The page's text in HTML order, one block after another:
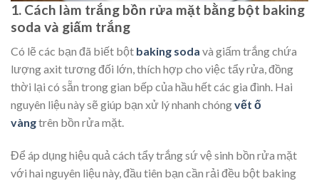
1. Cách làm trắng bồn rửa mặt bằng bột baking
soda và giấm trắng
Có lẽ các bạn đã biết bột baking soda và giấm trắng chứa
lượng axit tương đối lớn, thích hợp cho việc tẩy rửa, đồng
thời lại có sẵn trong gian bếp của hầu hết các gia đình. Hai
nguyên liệu này sẽ giúp bạn xử lý nhanh chóngvết ố
vàngtrên bồn rửa mặt.
Để áp dụng hiệu quả cách tẩy trắng sứ vệ sinh bồn rửa mặt
với hai nguyên liệu này, đầu tiên bạn cần rải đều bột baking